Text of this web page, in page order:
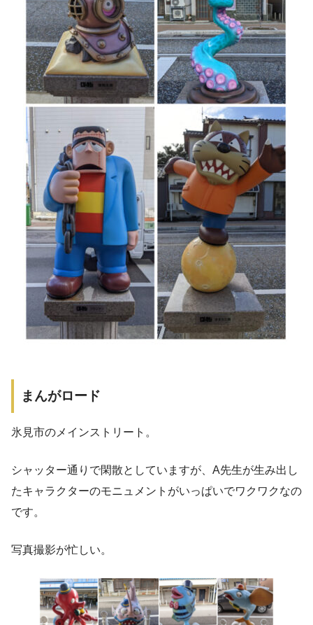
まんがロード
氷見市のメインストリート。
シャッター通りで閑散としていますが、A先生が生み出し
たキャラクターのモニュメントがいっぱいでワクワクなの
です。
写真撮影が忙しい。